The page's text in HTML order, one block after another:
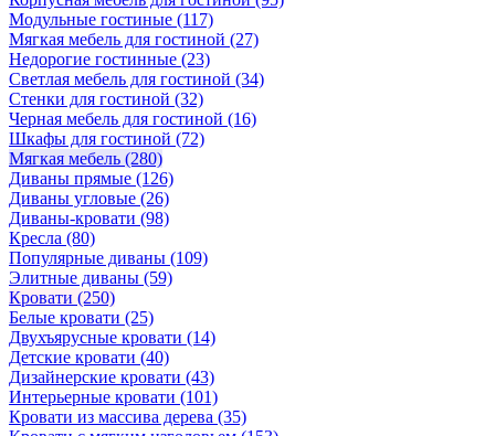
Модульные гостиные (117)
Мягкая мебель для гостиной (27)
Недорогие гостинные (23)
Светлая мебель для гостиной (34)
Стенки для гостиной (32)
Черная мебель для гостиной (16)
Шкафы для гостиной (72)
Мягкая мебель (280)
Диваны прямые (126)
Диваны угловые (26)
Диваны-кровати (98)
Кресла (80)
Популярные диваны (109)
Элитные диваны (59)
Кровати (250)
Белые кровати (25)
Двухъярусные кровати (14)
Детские кровати (40)
Дизайнерские кровати (43)
Интерьерные кровати (101)
Кровати из массива дерева (35)